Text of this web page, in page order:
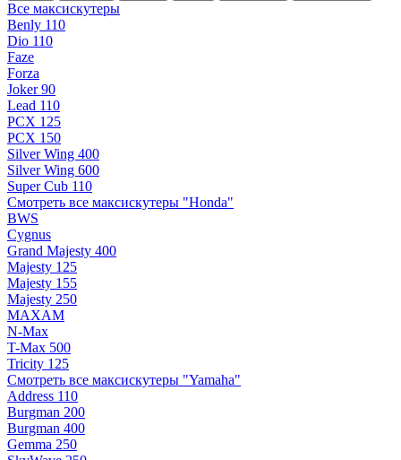
Все максискутеры
Benly 110
Dio 110
Faze
Forza
Joker 90
Lead 110
PCX 125
PCX 150
Silver Wing 400
Silver Wing 600
Super Cub 110
Смотреть все максискутеры "Honda"
BWS
Cygnus
Grand Majesty 400
Majesty 125
Majesty 155
Majesty 250
MAXAM
N-Max
T-Max 500
Tricity 125
Смотреть все максискутеры "Yamaha"
Address 110
Burgman 200
Burgman 400
Gemma 250